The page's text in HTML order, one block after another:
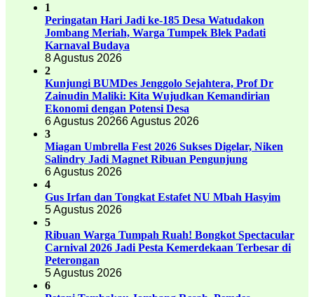
1
Peringatan Hari Jadi ke-185 Desa Watudakon
Jombang Meriah, Warga Tumpek Blek Padati
Karnaval Budaya
8 Agustus 2026
2
Kunjungi BUMDes Jenggolo Sejahtera, Prof Dr
Zainudin Maliki: Kita Wujudkan Kemandirian
Ekonomi dengan Potensi Desa
6 Agustus 20266 Agustus 2026
3
Miagan Umbrella Fest 2026 Sukses Digelar, Niken
Salindry Jadi Magnet Ribuan Pengunjung
6 Agustus 2026
4
Gus Irfan dan Tongkat Estafet NU Mbah Hasyim
5 Agustus 2026
5
Ribuan Warga Tumpah Ruah! Bongkot Spectacular
Carnival 2026 Jadi Pesta Kemerdekaan Terbesar di
Peterongan
5 Agustus 2026
6